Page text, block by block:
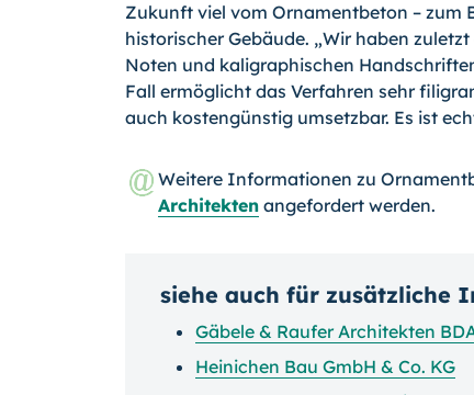
Zukunft viel vom Ornamentbeton – zum
historischer Gebäude. „Wir haben
Noten und kaligraphischen
Fall ermöglicht das Verfahren sehr
auch kostengünstig umsetzbar. Es ist
Weitere Informationen zu
Architekten angefordert werden.
siehe auch für zusätzliche
Gäbele & Raufer Architekten
Heinichen Bau GmbH & Co. KG